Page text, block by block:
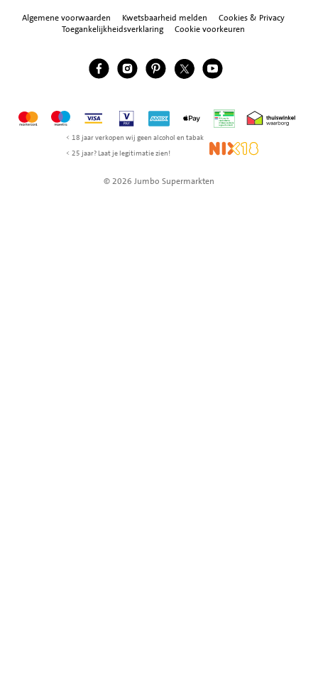
Algemene voorwaarden Kwetsbaarheid melden
Cookies & Privacy
Toegankelijkheidsverklaring
Cookie voorkeuren
Volg ons
Jumbo Facebook
Jumbo Instagram
Jumbo Pinterest
Jumbo Twitter
Jumbo YouTube
MastercardMaestroVisa Vpay American Express
Apple Pay Thuiswinkel
< 18 jaar verkopen wij geen alcohol en tabak
< 25 jaar? Laat je legitimatie zien!
NIX18
© 2026 Jumbo Supermarkten